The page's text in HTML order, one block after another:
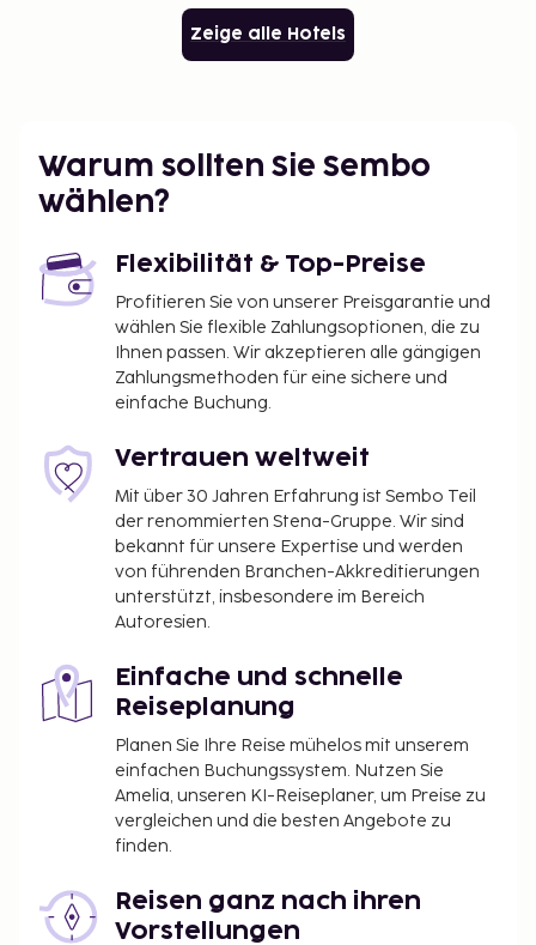
Zeige alle Hotels
Warum sollten Sie Sembo
wählen?
Flexibilität & Top-Preise
Profitieren Sie von unserer Preisgarantie und
wählen Sie flexible Zahlungsoptionen, die zu
Ihnen passen. Wir akzeptieren alle gängigen
Zahlungsmethoden für eine sichere und
einfache Buchung.
Vertrauen weltweit
Mit über 30 Jahren Erfahrung ist Sembo Teil
der renommierten Stena-Gruppe. Wir sind
bekannt für unsere Expertise und werden
von führenden Branchen-Akkreditierungen
unterstützt, insbesondere im Bereich
Autoresien.
Einfache und schnelle
Reiseplanung
Planen Sie Ihre Reise mühelos mit unserem
einfachen Buchungssystem. Nutzen Sie
Amelia, unseren KI-Reiseplaner, um Preise zu
vergleichen und die besten Angebote zu
finden.
Reisen ganz nach ihren
Vorstellungen